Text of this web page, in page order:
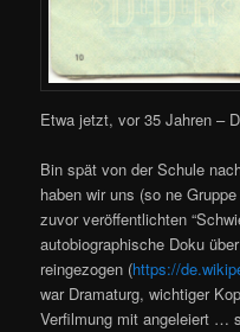
Etwa jetzt, vor 35 Jahren –
Bin spät von der Schule
haben wir uns (so ne
zuvor veröffentlichten
autobiographische Doku
reingezogen (https://
war Dramaturg, wichtiger
Verfilmung mit angeleiert …